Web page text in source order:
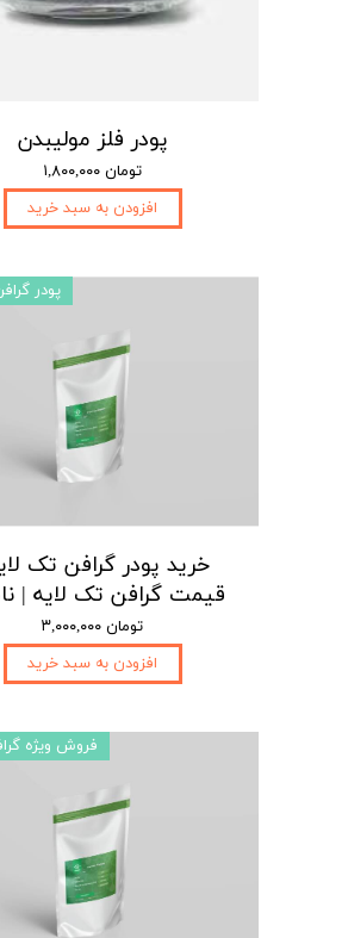
پودر فلز مولیبدن
۱,۸۰۰,۰۰۰ تومان
افزودن به سبد خرید
خرید پودر گرافن تک
قیمت گرافن تک لایه |
۳,۰۰۰,۰۰۰ تومان
افزودن به سبد خرید
پودر
فروش ویژه